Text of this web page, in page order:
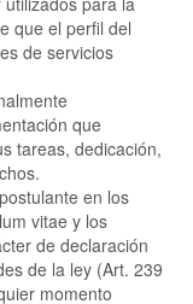
que el perfil del
de servicios
que
tareas, dedicación,
en los
vitae y los
de declaración
de la ley (Art. 239
momento